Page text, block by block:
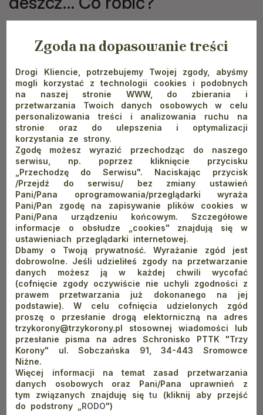
o tym pamiętać nie tylko wybierając na szlak, ale też planując
cały wypoczynek. Na szczęście Pieniny są wspaniałą krainą,
w której czeka na nas masa atrakcji, nawet gdy za oknami
pada. Pierwsza z nich znajduje się już w samym schronisku,
jest to izba muzealna mówiąca o historii turystyki górskiej na
tych obszarach. Izba muzealna jest jednak tylko preludium
do wielu większych i mniejszych obiektów muzealnych, wśród
których nie sposób nie wymienić Muzeum Pienińskiego
w Szczawnicy czy Muzeum Pienińskiego Parku Narodowego
w Krościenku. Oprócz licznych, większych i mniejszych
muzeów, na zwiedzających czekają dwa zamki w Niedzicy
i Czorsztynie, zapora wodna na jeziorze, zabytkowa
architektura sakralna i wiele innych wspaniałych wytworów
ludzkiej ręki.
Kilkadziesiąt metrów od Schroniska PTTK Orlica mieści się
pijalnia słowackiego i regionalnego piwa, w której można
skosztować wyrobów lokalnych rzemieślników i odkryć
chmielowe smaki nieznane w innych rejonach Polski. Z tego
też miejsca warto rozpocząć podróż po kulinarnym
dziedzictwie Pienin, odwiedzając restaurację w której podaje
się prostą, ale bardzo smaczną lokalną kuchnię. Po więcej
Zgoda na dopasowanie treści
Drogi Kliencie, potrzebujemy Twojej zgody, abyśmy
mogli korzystać z technologii cookies i podobnych
na naszej stronie WWW, do zbierania i
przetwarzania Twoich danych osobowych w celu
personalizowania treści i analizowania ruchu na
stronie oraz do ulepszenia i optymalizacji
korzystania ze strony.
Zgodę możesz wyrazić przechodząc do naszego
serwisu, np. poprzez kliknięcie przycisku
„Przechodzę do Serwisu". Naciskając przycisk
/Przejdź do serwisu/ bez zmiany ustawień
Pani/Pana oprogramowania/przeglądarki wyraża
Pani/Pan zgodę na zapisywanie plików cookies w
Pani/Pana urządzeniu końcowym. Szczegółowe
informacje o obsłudze „cookies" znajdują się w
ustawieniach przeglądarki internetowej.
Dbamy o Twoją prywatność. Wyrażanie zgód jest
dobrowolne. Jeśli udzieliłeś zgody na przetwarzanie
danych możesz ją w każdej chwili wycofać
(cofnięcie zgody oczywiście nie uchyli zgodności z
prawem przetwarzania już dokonanego na jej
podstawie). W celu cofnięcia udzielonych zgód
proszę o przesłanie drogą elektorniczną na adres
trzykorony@trzykorony.pl stosownej wiadomości lub
przesłanie pisma na adres Schronisko PTTK "Trzy
Korony" ul. Sobczańska 91, 34-443 Sromowce
Niżne.
Więcej informacji na temat zasad przetwarzania
danych osobowych oraz Pani/Pana uprawnień z
tym związanych znajduję siętu (kliknij aby przejść
do podstrony „ RODO")